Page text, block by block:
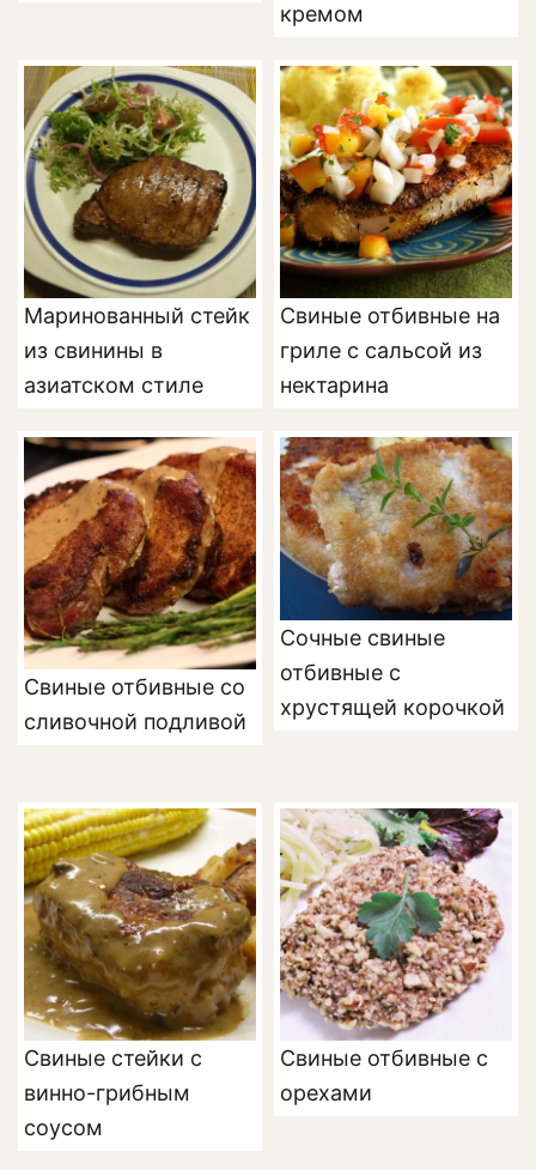
кремом
Маринованный стейк
из свинины в
азиатском стиле
Свиные отбивные на
гриле с сальсой из
нектарина
Свиные отбивные со
сливочной подливой
Сочные свиные
отбивные с
хрустящей корочкой
Свиные стейки с
винно-грибным
соусом
Свиные отбивные с
орехами